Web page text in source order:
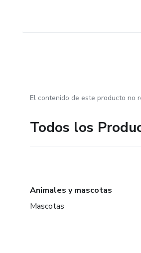
El contenido de este producto no
Todos los
Animales y mascotas
Mascotas